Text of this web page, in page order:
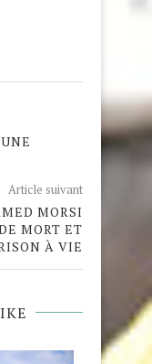
Article suivant
MORSI
MORT ET
À VIE